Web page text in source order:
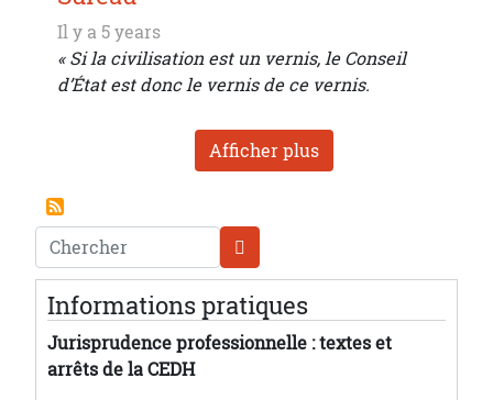
Il y a 5 years
« Si la civilisation est un vernis, le Conseil
d’État est donc le vernis de ce vernis.
Afficher plus
Chercher
Informations pratiques
Jurisprudence professionnelle : textes et
arrêts de la CEDH